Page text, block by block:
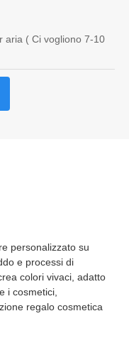
aria ( Ci vogliono 7-10
personalizzato su
e processi di
colori vivaci, adatto
i cosmetici,
regalo cosmetica